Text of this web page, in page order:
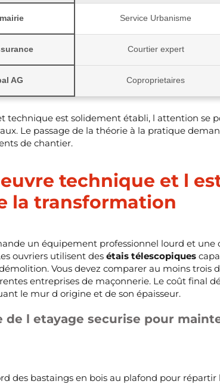
Service Urbanisme
Courtier expert
AG Coproprietaires
technique est solidement établi, l attention se
Le passage de la théorie à la pratique
de chantier.
technique et l
la transformation
un équipement professionnel lourd et
ouvriers utilisent desétais télescopiques
Vous devez comparer au moins trois
entreprises de maçonnerie. Le coût final
le mur d origine et de son épaisseur.
de l etayage securise pour
des bastaings en bois au plafond pour répartir